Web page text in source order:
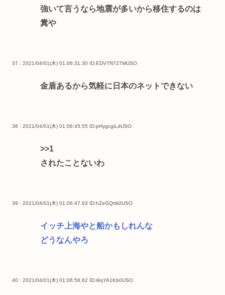
強いて言うなら地震が多いから移住するのは
糞や
37 : 2021/04/01(木) 01:06:31.30 ID:EDV7N727MUSO
金盾あるから気軽に日本のネットできない
38 : 2021/04/01(木) 01:06:45.55 ID:pHygcgiLdUSO
>>1
されたことないわ
39 : 2021/04/01(木) 01:06:47.63 ID:hZeGQttk0USO
イッチ上海やと船かもしれんな
どうなんやろ
40 : 2021/04/01(木) 01:06:58.62 ID:i9qYA1Kb0USO